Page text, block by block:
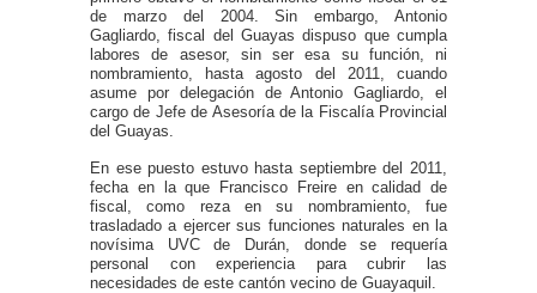
de marzo del 2004. Sin embargo, Antonio
Gagliardo, fiscal del Guayas dispuso que cumpla
labores de asesor, sin ser esa su función, ni
nombramiento, hasta agosto del 2011, cuando
asume por delegación de Antonio Gagliardo, el
cargo de Jefe de Asesoría de la Fiscalía Provincial
del Guayas.
En ese puesto estuvo hasta septiembre del 2011,
fecha en la que Francisco Freire en calidad de
fiscal, como reza en su nombramiento, fue
trasladado a ejercer sus funciones naturales en la
novísima UVC de Durán, donde se requería
personal con experiencia para cubrir las
necesidades de este cantón vecino de Guayaquil.